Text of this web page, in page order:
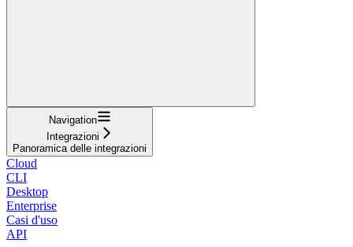
Navigation
Integrazioni
Panoramica delle integrazioni
Cloud
CLI
Desktop
Enterprise
Casi d'uso
API